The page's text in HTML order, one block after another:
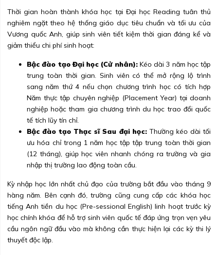
Thời gian hoàn thành khóa học tại Đại học Reading tuân thủ
nghiêm ngặt theo hệ thống giáo dục tiêu chuẩn và tối ưu của
Vương quốc Anh, giúp sinh viên tiết kiệm thời gian đáng kể và
giảm thiểu chi phí sinh hoạt:
Bậc đào tạo Đại học (Cử nhân):Kéo dài 3 năm học tập
trung toàn thời gian. Sinh viên có thể mở rộng lộ trình
sang năm thứ 4 nếu chọn chương trình học có tích hợp
Năm thực tập chuyên nghiệp (Placement Year) tại doanh
nghiệp hoặc tham gia chương trình du học trao đổi quốc
tế tích lũy tín chỉ.
Bậc đào tạo Thạc sĩ Sau đại học:Thường kéo dài tối
ưu hóa chỉ trong 1 năm học tập tập trung toàn thời gian
(12 tháng), giúp học viên nhanh chóng ra trường và gia
nhập thị trường lao động toàn cầu.
Kỳ nhập học lớn nhất chủ đạo của trường bắt đầu vào tháng 9
hàng năm. Bên cạnh đó, trường cũng cung cấp các khóa học
tiếng Anh tiền du học (Pre-sessional English) linh hoạt trước kỳ
học chính khóa để hỗ trợ sinh viên quốc tế đáp ứng trọn vẹn yêu
cầu ngôn ngữ đầu vào mà không cần thực hiện lại các kỳ thi lý
thuyết độc lập.